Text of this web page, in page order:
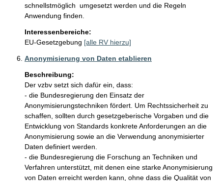
schnellstmöglich  umgesetzt werden und die Regeln
Anwendung finden.
Interessenbereiche:
EU-Gesetzgebung [alle RV hierzu]
Anonymisierung von Daten etablieren
Beschreibung:
Der vzbv setzt sich dafür ein, dass:
- die Bundesregierung den Einsatz der
Anonymisierungstechniken fördert. Um Rechtssicherheit zu
schaffen, sollten durch gesetzgeberische Vorgaben und die
Entwicklung von Standards konkrete Anforderungen an die
Anonymisierung sowie an die Verwendung anonymisierter
Daten definiert werden.
- die Bundesregierung die Forschung an Techniken und
Verfahren unterstützt, mit denen eine starke Anonymisierung
von Daten erreicht werden kann, ohne dass die Qualität von